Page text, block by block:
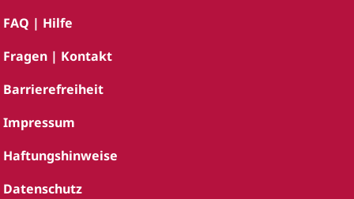
FAQ | Hilfe
Fragen | Kontakt
Barrierefreiheit
Impressum
Haftungshinweise
Datenschutz